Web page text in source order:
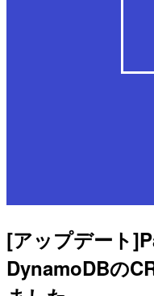
[アップデート
DynamoDBの